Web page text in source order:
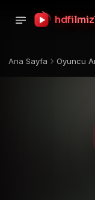
Ana Sayfa Oyuncu